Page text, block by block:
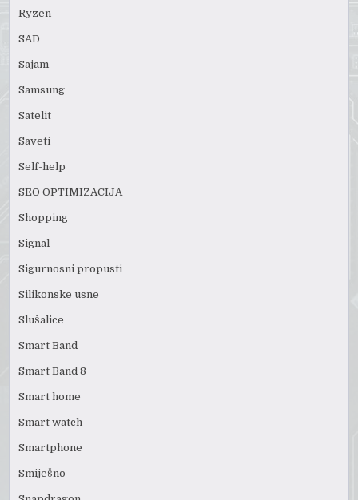
Ryzen
SAD
Sajam
Samsung
Satelit
Saveti
Self-help
SEO OPTIMIZACIJA
Shopping
Signal
Sigurnosni propusti
Silikonske usne
Slušalice
Smart Band
Smart Band 8
Smart home
Smart watch
Smartphone
Smiješno